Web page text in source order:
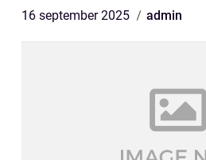
16 september 2025 admin